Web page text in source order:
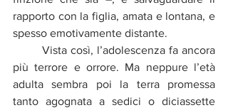
rapporto con la figlia, amata e lontana, e
spesso emotivamente distante.
più terrore e orrore. Ma neppure l’età
adulta sembra poi la terra promessa
tanto agognata a sedici o diciassette